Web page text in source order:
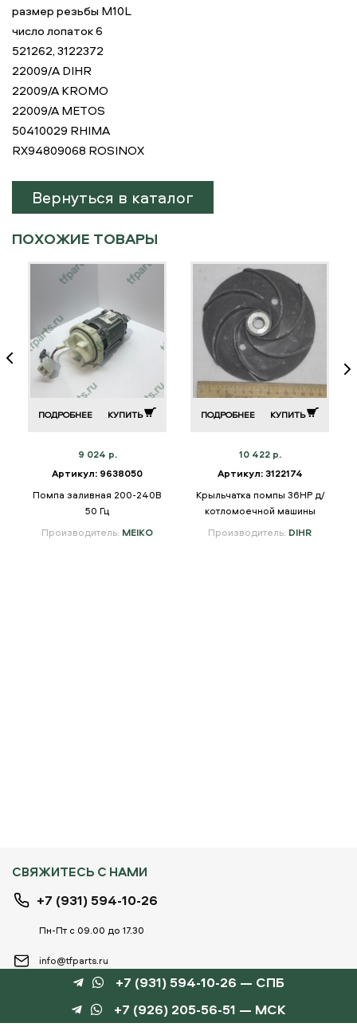
размер резьбы M10L
число лопаток 6
521262, 3122372
22009/A DIHR
22009/A KROMO
22009/A METOS
50410029 RHIMA
RX94809068 ROSINOX
Вернуться в каталог
ПОХОЖИЕ ТОВАРЫ
ПОДРОБНЕЕ КУПИТЬ
9 024 р.
Артикул: 9638050
Помпа заливная 200-240В
50 Гц
Производитель: MEIKO
ПОДРОБНЕЕ КУПИТЬ
10 422 р.
Артикул: 3122174
Крыльчатка помпы 36HP д/
котломоечной машины
Производитель: DIHR
СВЯЖИТЕСЬ С НАМИ
+7 (931) 594-10-26
Пн-Пт с 09.00 до 17.30
info@tfparts.ru
ТЕХНОБОКС
+7 (931) 594-10-26 — СПБ
+7 (926) 205-56-51 — МСК